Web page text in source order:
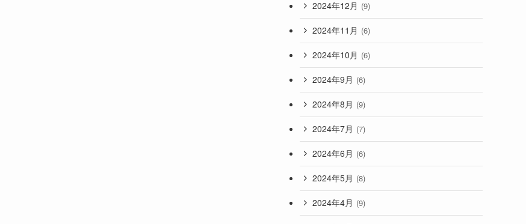
2024年12月 (9)
2024年11月 (6)
2024年10月 (6)
2024年9月 (6)
2024年8月 (9)
2024年7月 (7)
2024年6月 (6)
2024年5月 (8)
2024年4月 (9)